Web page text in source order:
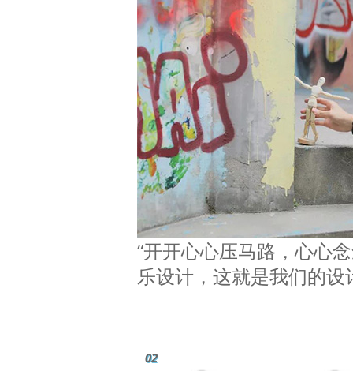
“开开心心压马路，心心
乐设计，这就是我们的设
02